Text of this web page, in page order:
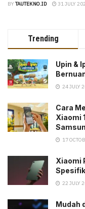
BY TAUTEKNO.ID 31 JULY
Trending
Upin &
24 JULY
Cara
Xiaomi
17
Xiaomi
22 JULY
Mudah